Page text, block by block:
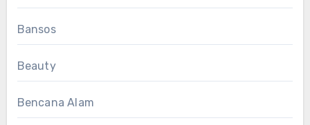
Bansos
Beauty
Bencana Alam